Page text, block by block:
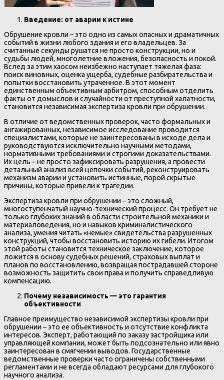
Введение: от аварии к истине
Обрушение кровли – это одно из самых опасных и драматичных
событий в жизни любого здания и его владельцев. За
считанные секунды рушатся не просто конструкции, но и
судьбы людей, многолетние вложения, безопасность и покой.
Вслед за этим хаосом неизбежно наступает тяжелая фаза:
поиск виновных, оценка ущерба, судебные разбирательства и
попытки восстановить утраченное. В этот момент
единственным объективным арбитром, способным отделить
факты от домыслов и случайности от преступной халатности,
становится независимая экспертиза кровли при обрушении.
В отличие от ведомственных проверок, часто формальных и
ангажированных, независимое исследование проводится
специалистами, которые не заинтересованы в исходе дела и
руководствуются исключительно научными методами,
нормативными требованиями и строгими доказательствами.
Их цель – не просто зафиксировать разрушения, а провести
детальный анализ всей цепочки событий, реконструировать
механизм аварии и установить истинные, порой скрытые
причины, которые привели к трагедии.
Экспертиза кровли при обрушении – это сложный,
многоступенчатый научно-технический процесс. Он требует не
только глубоких знаний в области строительной механики и
материаловедения, но и навыков криминалистического
анализа, умения читать «немые» свидетельства разрушенных
конструкций, чтобы восстановить историю их гибели. Итогом
этой работы становится техническое заключение, которое
ложится в основу судебных решений, страховых выплат и
планов по восстановлению, возвращая пострадавшей стороне
возможность защитить свои права и получить справедливую
компенсацию.
Почему независимость — это гарантия
объективности
Главное преимущество независимой экспертизы кровли при
обрушении – это ее объективность и отсутствие конфликта
интересов. Эксперт, работающий по заказу застройщика или
управляющей компании, может быть подсознательно или явно
заинтересован в смягчении выводов. Государственные
ведомственные проверки часто ограничены собственными
регламентами и не всегда обладают ресурсами для глубокого
научного анализа.